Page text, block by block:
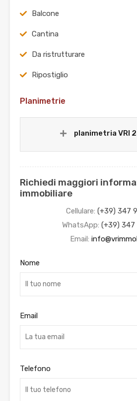
Balcone
Cantina
Da ristrutturare
Ripostiglio
Planimetrie
planimetria VRI
Richiedi maggiori
immobiliare
Cellulare: (+39) 347
WhatsApp: (+39)
Email:
Nome
Email
Telefono